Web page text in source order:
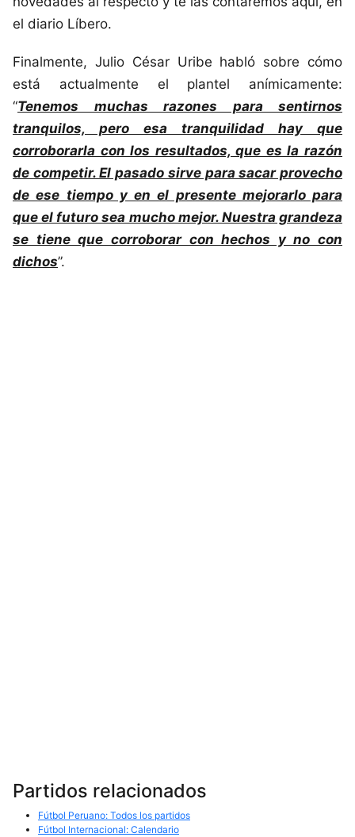
el diario Líbero.
Finalmente, Julio César Uribe habló sobre cómo
está actualmente el plantel anímicamente:
“Tenemos muchas razones para sentirnos
tranquilos, pero esa tranquilidad hay que
corroborarla con los resultados, que es la razón
de competir. El pasado sirve para sacar provecho
de ese tiempo y en el presente mejorarlo para
que el futuro sea mucho mejor. Nuestra grandeza
se tiene que corroborar con hechos y no con
dichos”.
Partidos relacionados
Fútbol Peruano: Todos los partidos
Fútbol Internacional: Calendario